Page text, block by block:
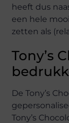
heeft dus
een hele
zetten als
Tony’s
De Tony’s
Tony’s